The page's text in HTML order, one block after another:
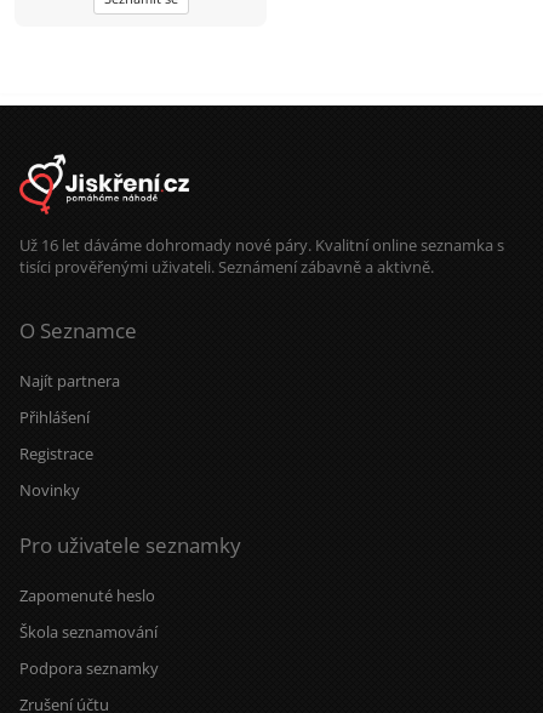
Už 16 let dáváme dohromady nové páry. Kvalitní online seznamka s
tisíci prověřenými uživateli. Seznámení zábavně a aktivně.
O Seznamce
Najít partnera
Přihlášení
Registrace
Novinky
Pro uživatele seznamky
Zapomenuté heslo
Škola seznamování
Podpora seznamky
Zrušení účtu